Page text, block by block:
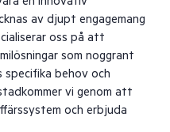
av djupt engagemang
oss på att
som noggrant
specifika behov och
vi genom att
och erbjuda